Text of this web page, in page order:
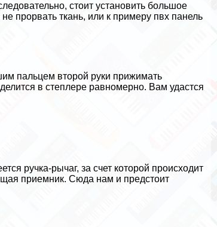
стоит установить большое
прорвать ткань, или к примеру пвх панель
пальцем второй руки прижимать
в степлере равномерно. Вам удастся
ручка-рычаг, за счет которой происходит
приемник. Сюда нам и предстоит